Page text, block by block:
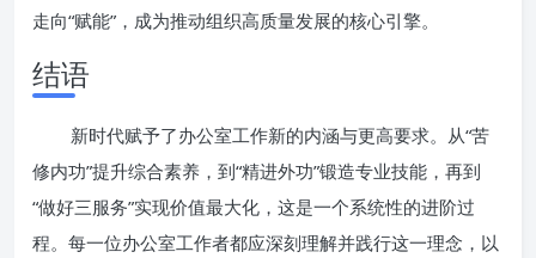
走向“赋能”，成为推动组织高质量发展的核心引擎。
结语
新时代赋予了办公室工作新的内涵与更高要求。从“苦
修内功”提升综合素养，到“精进外功”锻造专业技能，再到
“做好三服务”实现价值最大化，这是一个系统性的进阶过
程。每一位办公室工作者都应深刻理解并践行这一理念，以